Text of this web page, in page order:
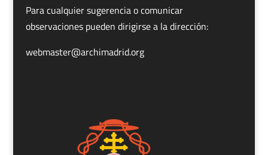
Para cualquier sugerencia o comunicar
observaciones pueden dirigirse a la dirección:
webmaster@archimadrid.org